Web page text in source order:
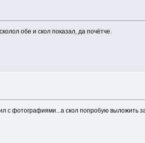
обе и скол показал, да почётче.
с фотографиями...а скол попробую выложить